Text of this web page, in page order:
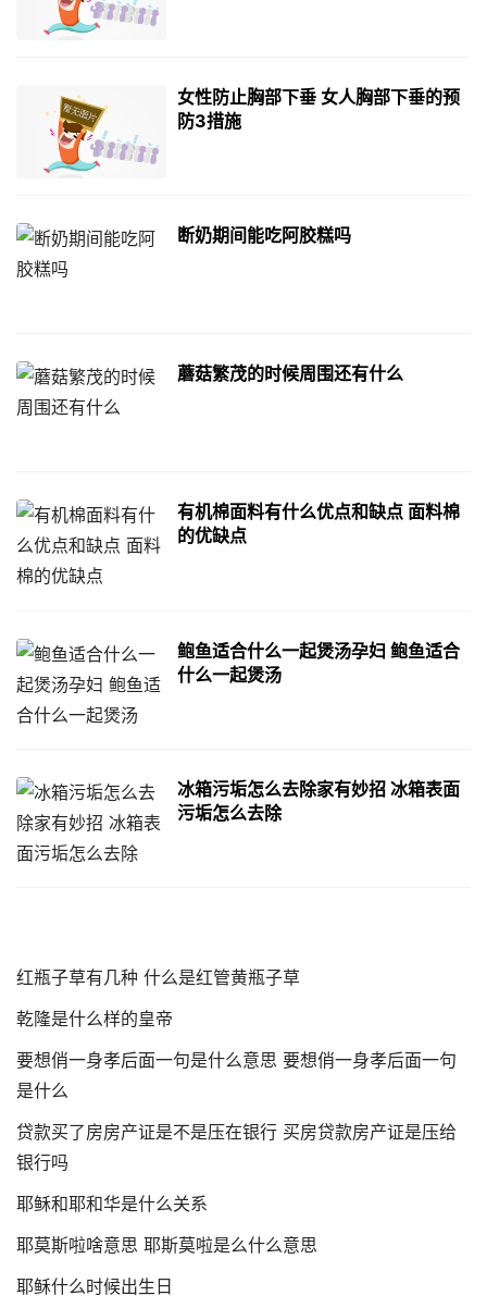
女性防止胸部下垂 女人胸部下垂的预
防3措施
断奶期间能吃阿胶糕吗
蘑菇繁茂的时候周围还有什么
有机棉面料有什么优点和缺点 面料棉
的优缺点
鲍鱼适合什么一起煲汤孕妇 鲍鱼适合
什么一起煲汤
冰箱污垢怎么去除家有妙招 冰箱表面
污垢怎么去除
红瓶子草有几种 什么是红管黄瓶子草
乾隆是什么样的皇帝
要想俏一身孝后面一句是什么意思 要想俏一身孝后面一句
是什么
贷款买了房房产证是不是压在银行 买房贷款房产证是压给
银行吗
耶稣和耶和华是什么关系
耶莫斯啦啥意思 耶斯莫啦是么什么意思
耶稣什么时候出生日